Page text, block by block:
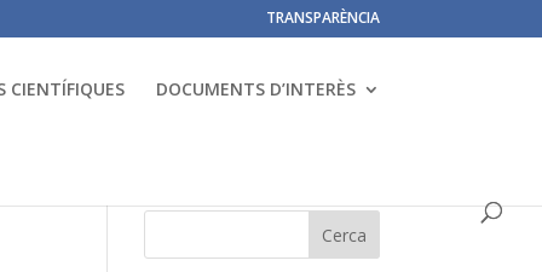
TRANSPARÈNCIA
CIENTÍFIQUES DOCUMENTS D’INTERÈS